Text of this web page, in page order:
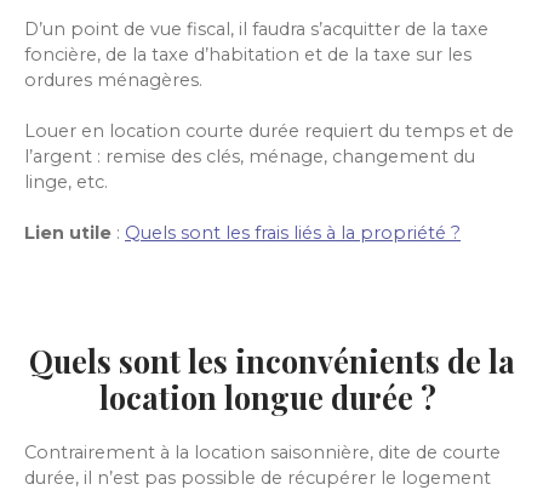
D’un point de vue fiscal, il faudra s’acquitter de la taxe
foncière, de la taxe d’habitation et de la taxe sur les
ordures ménagères.
Louer en location courte durée requiert du temps et de
l’argent : remise des clés, ménage, changement du
linge, etc.
Lien utile : Quels sont les frais liés à la propriété ?
Quels sont les inconvénients de la
location longue durée ?
Contrairement à la location saisonnière, dite de courte
durée, il n’est pas possible de récupérer le logement